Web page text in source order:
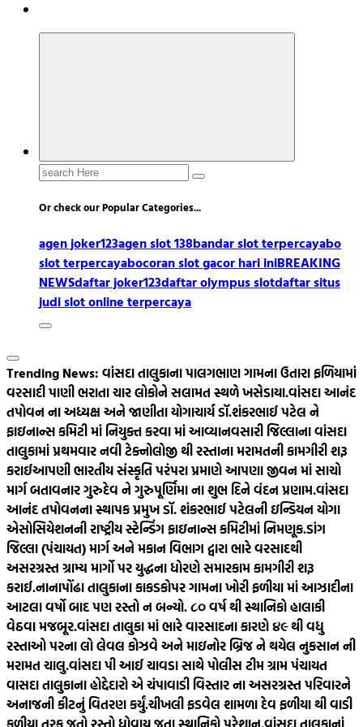
Search
Or check our Popular Categories...
agen joker123agen slot 138bandar slot terpercayabo
slot terpercayabocoran slot gacor hari iniBREAKING
NEWSdaftar joker123daftar olympus slotdaftar situs
judi slot online terpercaya
Trending News: વાંસદા તાલુકાના પાલગભાણ ગામના ઉતારા ફળિયામાં
વરસાદી પાણી ભરાતા ચાર લોકોને સલામત સ્થળે ખસેડાયા.વાંસદા આનંદ
તપોવન ના અધ્યક્ષ અને જાણીતા યોગાચાર્ય ડૉ.શંકરભાઈ પટેલ ને
ફાઇનાન્સ કમિટી માં નિયુક્ત કરવા માં આવ્યાનવસારી જિલ્લાના વાંસદા
તાલુકામાં પ્રથમવાર નવી ટેક્નોલોજી થી રસ્તાના મરામતની કામગીરી શરૂ
કરાઈઆપણી ભારતીય સંસ્કૃતિ પરંપરા પ્રમાણે આપણા જીવન માં સાચો
માર્ગ બતાવનાર ગુરુદેવ ને ગુરુપૂર્ણિમા ના શુભ દિને વંદન પ્રણામ.વાંસદા
આનંદ તપોવનના સ્થાપક પ્રમુખ ડૉ. શંકરભાઈ પટેલની ઇન્ડિયન યોગા
એસોસિયેશનની રાષ્ટ્રીય સ્ટેન્ડિંગ ફાઇનાન્સ કમિટીમાં નિમણૂક.ડાંગ
જિલ્લા (પંચાયત) માર્ગ અને મકાન વિભાગ દ્વારા ભારે વરસાદથી
અસરગ્રસ્ત ગ્રામ્ય માર્ગો પર યુદ્ધના ધોરણે સમારકામ કામગીરી શરૂ
કરાઈ.નાનાપોંઢા તાલુકાના કાકડકોપર ગામના ખોરી ફળીયા માં આઝાદીના
આટલા વર્ષો બાદ પણ રસ્તો ન બન્યો. ૮૦‌ વર્ષ થી સ્થાનિકો હાલાકી
વેઠવા મજબૂર.વાંસદા તાલુકા માં ભારે વારસાદના કારણે ૪૯ થી વધુ
રસ્તાઓ પરના લો લેવલ કોઝવે અને માઇનોર બ્રિજ ને થયેલ નુકસાન ની
મરામત ચાલુ.વાંસદા પી આઈ ચાવડા સાથે પોલીસ ટીમ ગ્રામ પંચાયત
વાસદા તાલુકાના હોદ્દેદારો એ ચંપાવાડી વિસ્તાર ના અસરગ્રસ્ત પરિવારને
અનાજની કીટનું વિતરણ કર્યું.ચીખલી ફડવેલ શામળા દેવ ફળીયા થી વાડી